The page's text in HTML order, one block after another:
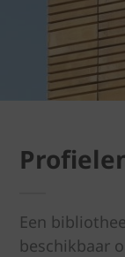
Een
beschikbaar